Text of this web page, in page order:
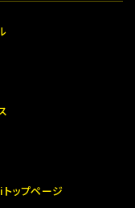
ップページ